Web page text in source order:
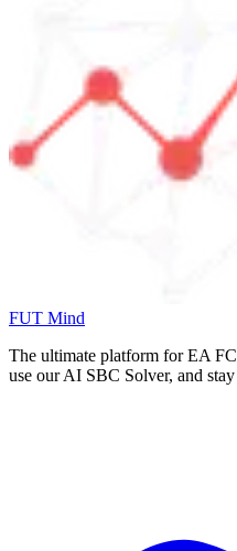
FUT Mind
The ultimate platform for EA FC
use our AI SBC Solver, and